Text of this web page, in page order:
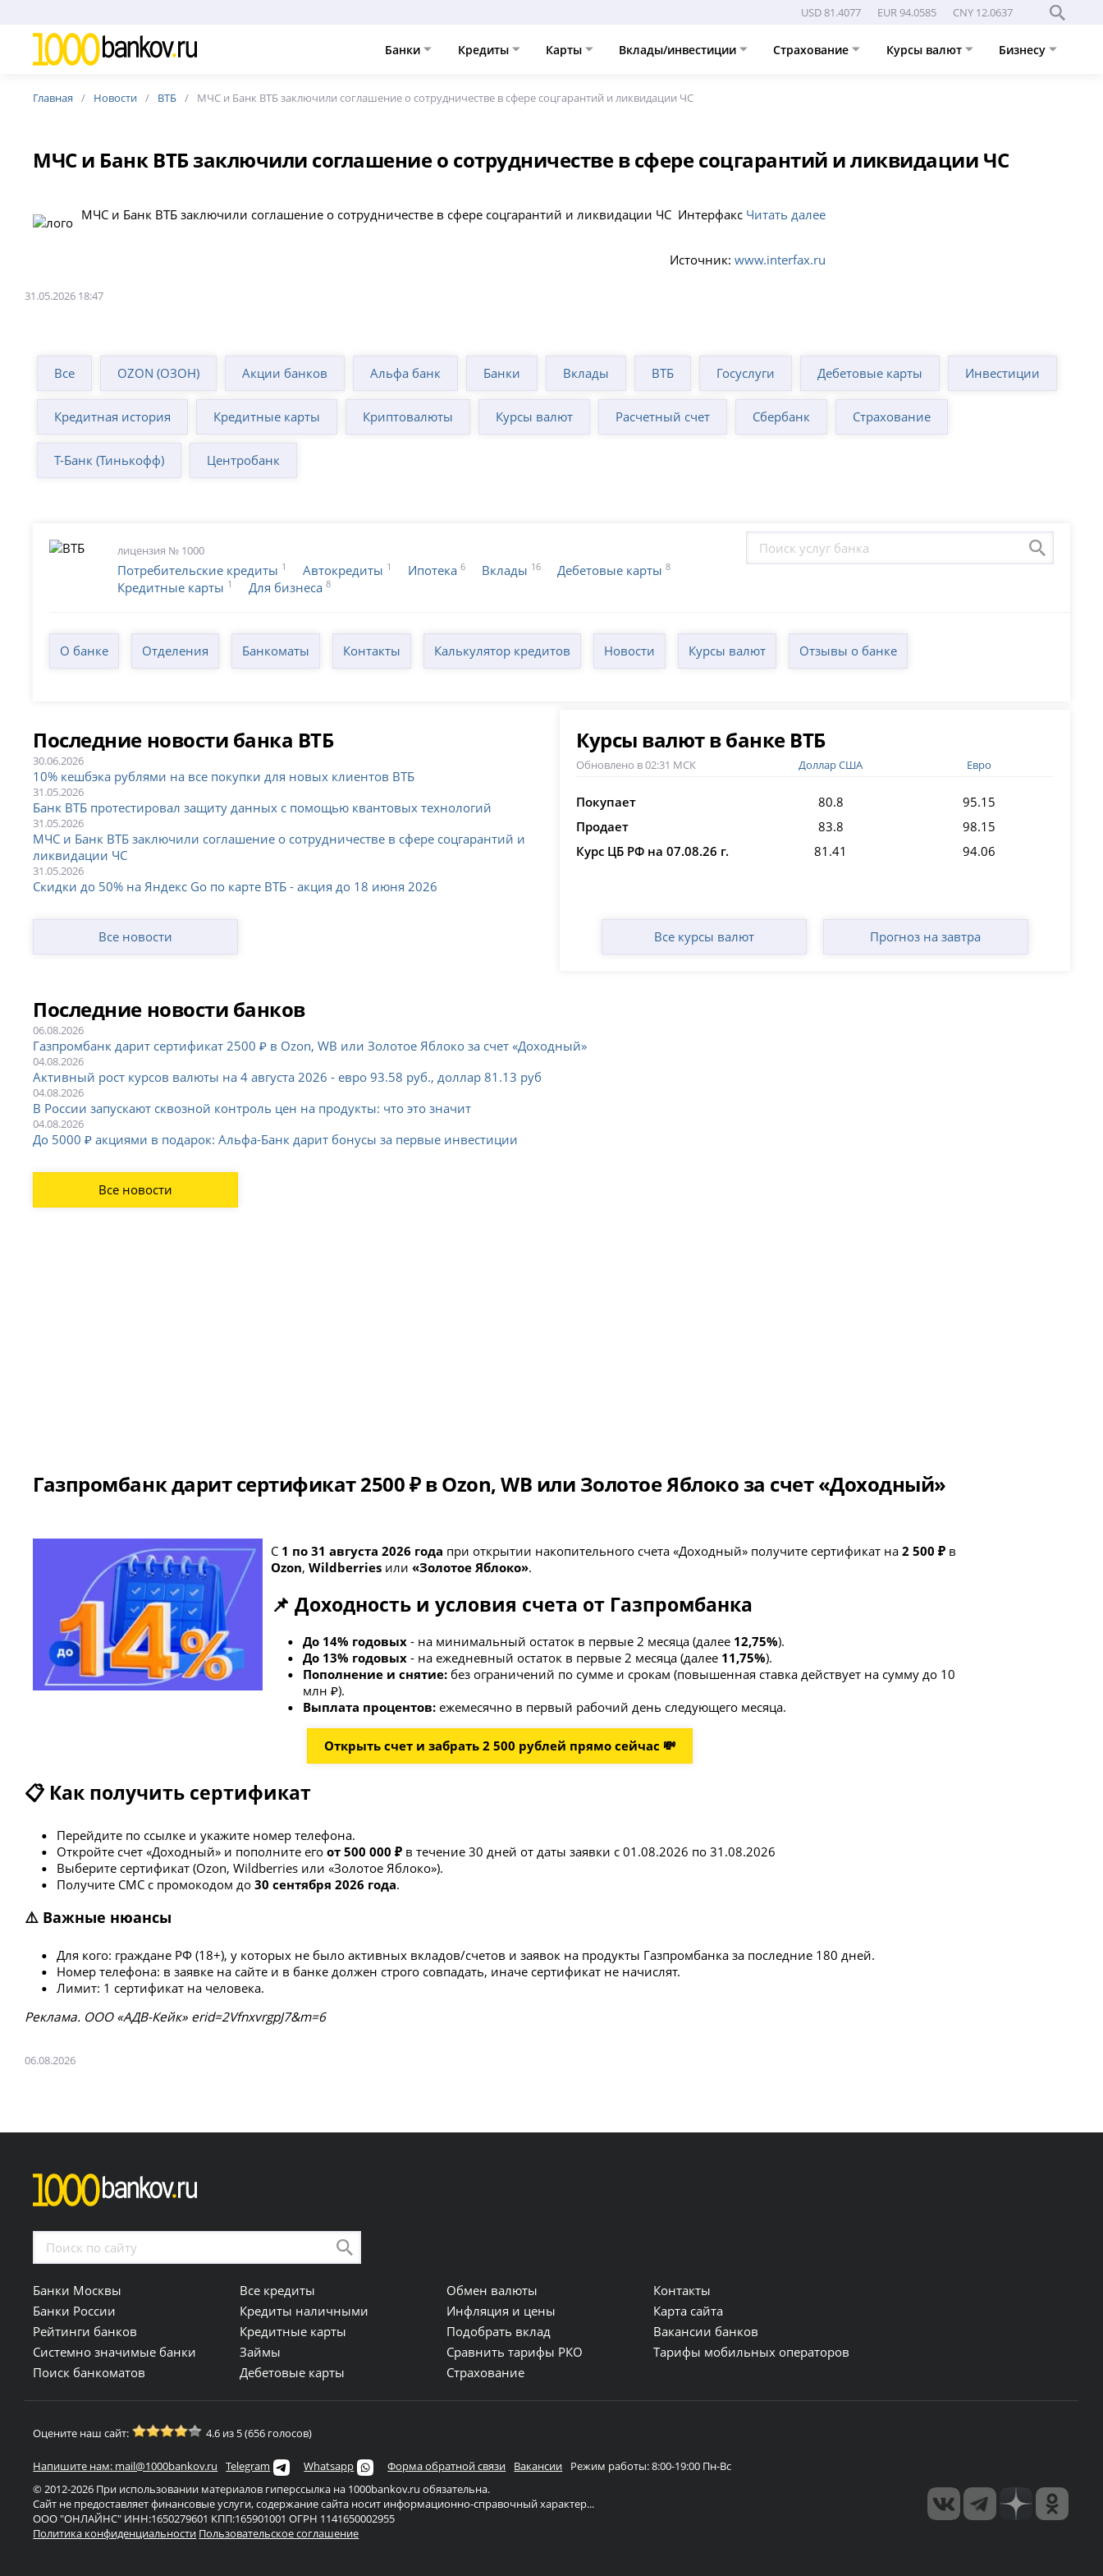
USD 81.4077 EUR 94.0585 CNY 12.0637
Банки Кредиты Карты Вклады/инвестиции Страхование Курсы валют Бизнесу
Главная Новости ВТБ МЧС и Банк ВТБ заключили соглашение о сотрудничестве в сфере соцгарантий и ликвидации ЧС
МЧС и Банк ВТБ заключили соглашение о сотрудничестве в сфере соцгарантий и ликвидации ЧС
МЧС и Банк ВТБ заключили соглашение о сотрудничестве в сфере соцгарантий и ликвидации ЧС Интерфакс Читать далее
Источник:www.interfax.ru
31.05.2026 18:47
Все OZON (ОЗОН) Акции банков Альфа банк Банки Вклады ВТБ Госуслуги Дебетовые карты Инвестиции
Кредитная история Кредитные карты Криптовалюты Курсы валют Расчетный счет Сбербанк Страхование
Т-Банк (Тинькофф) Центробанк
лицензия № 1000
Потребительские кредиты 1 Автокредиты 1 Ипотека 6 Вклады 16 Дебетовые карты 8
Кредитные карты 1 Для бизнеса 8
О банке Отделения Банкоматы Контакты Калькулятор кредитов Новости Курсы валют Отзывы о банке
Последние новости банка ВТБ
30.06.2026
10% кешбэка рублями на все покупки для новых клиентов ВТБ
31.05.2026
Банк ВТБ протестировал защиту данных с помощью квантовых технологий
31.05.2026
МЧС и Банк ВТБ заключили соглашение о сотрудничестве в сфере соцгарантий и
ликвидации ЧС
31.05.2026
Скидки до 50% на Яндекс Go по карте ВТБ - акция до 18 июня 2026
Все новости
Курсы валют в банке ВТБ
Обновлено в 02:31 МСК Доллар США Евро
Покупает 80.8
95.15
Продает
83.8
98.15
Курс ЦБ РФ на 07.08.26 г.
81.41 94.06
Все курсы валют Прогноз на завтра
Последние новости банков
06.08.2026
Газпромбанк дарит сертификат 2500 ₽ в Ozon, WB или Золотое Яблоко за счет «Доходный»
04.08.2026
Активный рост курсов валюты на 4 августа 2026 - евро 93.58 руб., доллар 81.13 руб
04.08.2026
В России запускают сквозной контроль цен на продукты: что это значит
04.08.2026
До 5000 ₽ акциями в подарок: Альфа-Банк дарит бонусы за первые инвестиции
Все новости
Газпромбанк дарит сертификат 2500 ₽ в Ozon, WB или Золотое Яблоко за счет «Доходный»
С 1 по 31 августа 2026 года при открытии накопительного счета «Доходный» получите сертификат на2 500 ₽ в
Ozon,Wildberries или«Золотое Яблоко».
📌 Доходность и условия счета от Газпромбанка
До 14% годовых- на минимальный остаток в первые 2 месяца (далее 12,75%).
До 13% годовых- на ежедневный остаток в первые 2 месяца (далее 11,75%).
Пополнение и снятие:без ограничений по сумме и срокам (повышенная ставка действует на сумму до 10
млн ₽).
Выплата процентов:ежемесячно в первый рабочий день следующего месяца.
Открыть счет и забрать 2 500 рублей прямо сейчас 💸
📋 Как получить сертификат
Перейдите по ссылке и укажите номер телефона.
Откройте счет «Доходный» и пополните его от 500 000 ₽в течение 30 дней от даты заявки с 01.08.2026 по 31.08.2026
Выберите сертификат (Ozon, Wildberries или «Золотое Яблоко»).
Получите СМС с промокодом до 30 сентября 2026 года.
⚠️ Важные нюансы
Для кого: граждане РФ (18+), у которых не было активных вкладов/счетов и заявок на продукты Газпромбанка за последние 180 дней.
Номер телефона: в заявке на сайте и в банке должен строго совпадать, иначе сертификат не начислят.
Лимит: 1 сертификат на человека.
Рeклaмa. ООО «АДВ-Кейк» erid=2VfnxvrgpJ7&m=6
06.08.2026
Банки Москвы
Банки России
Рейтинги банков
Системно значимые банки
Поиск банкоматов
Все кредиты
Кредиты наличными
Кредитные карты
Займы
Дебетовые карты
Обмен валюты
Инфляция и цены
Подобрать вклад
Сравнить тарифы РКО
Страхование
Контакты
Карта сайта
Вакансии банков
Тарифы мобильных операторов
Оцените наш сайт: 4.6 из 5 (656 голосов)
Напишите нам: mail@1000bankov.ru Telegram Whatsapp Форма обратной связи Вакансии
Режим работы: 8:00-19:00 Пн-Вс
© 2012-2026 При использовании материалов гиперссылка на 1000bankov.ru обязательна.
Сайт не предоставляет финансовые услуги, содержание сайта носит информационно-справочный характер...
ООО "ОНЛАЙНС" ИНН:1650279601 КПП:165901001 ОГРН 1141650002955
Политика конфиденциальности Пользовательское соглашение